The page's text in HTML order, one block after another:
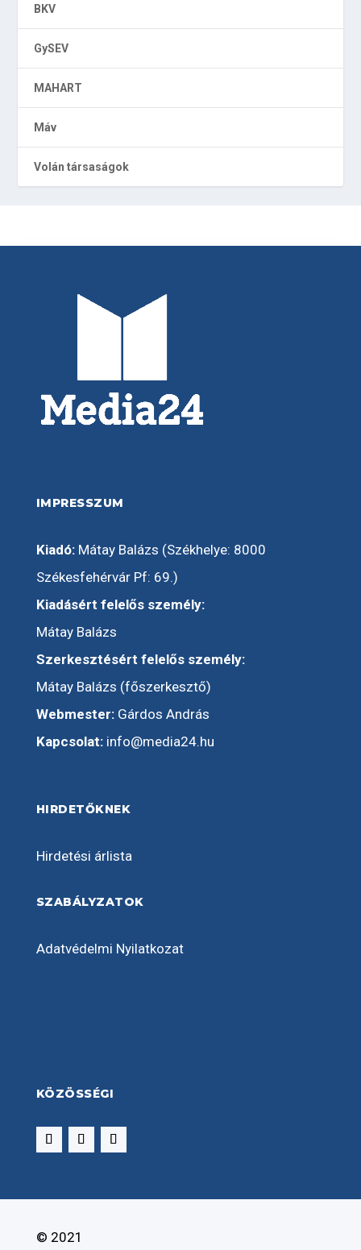
BKV
GySEV
MAHART
Máv
Volán társaságok
IMPRESSZUM
Kiadó:Mátay Balázs (Székhelye: 8000
Székesfehérvár Pf: 69.)
Kiadásért felelős személy:
Mátay Balázs
Szerkesztésért felelős személy:
Mátay Balázs (főszerkesztő)
Webmester:Gárdos András
Kapcsolat: info@media24.hu
HIRDETŐKNEK
Hirdetési árlista
SZABÁLYZATOK
Adatvédelmi Nyilatkozat
KÖZÖSSÉGI
© 2021